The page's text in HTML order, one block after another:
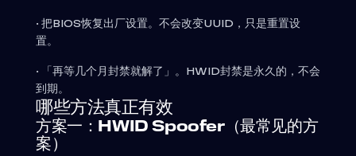
• 把BIOS恢复出厂设置。不会改变UUID，只是重置设
置。
• 「再等几个月封禁就解了」。HWID封禁是永久的，不会
到期。
哪些方法真正有效
方案一：HWID Spoofer（最常见的方
案）